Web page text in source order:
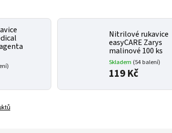
Nitrilové rukavice
easyCARE Zarys
malinové 100 ks
Skladem (54 balení)
119 Kč